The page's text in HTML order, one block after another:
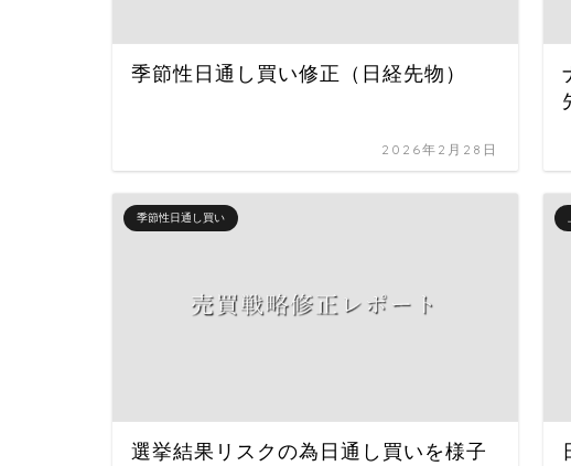
季節性日通し買い修正（日経先物）
2026年2月28日
季節性日通し買い
選挙結果リスクの為日通し買いを様子